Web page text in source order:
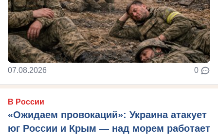
07.08.2026 0
В России
«Ожидаем провокаций»: Украина атакует
юг России и Крым — над морем работает